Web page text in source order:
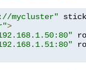
mycluster"
>